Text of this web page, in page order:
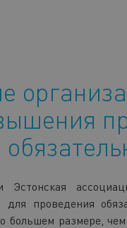
Эстонская
проведения
большем размере,